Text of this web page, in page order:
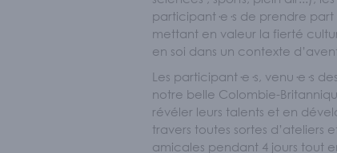
participant·e·s de prendre
mettant en valeur la fierté
en soi dans un contexte
Les participant·e·s, venu·e·s
notre belle Colombie-
révéler leurs talents et en
travers toutes sortes d’ateliers
amicales pendant 4 jours tout